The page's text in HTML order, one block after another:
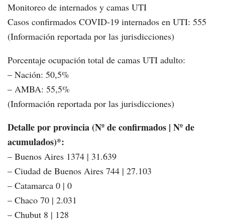
Monitoreo de internados y camas UTI
Casos confirmados COVID-19 internados en UTI: 555
(Información reportada por las jurisdicciones)
Porcentaje ocupación total de camas UTI adulto:
– Nación: 50,5%
– AMBA: 55,5%
(Información reportada por las jurisdicciones)
Detalle por provincia (Nº de confirmados | Nº de
acumulados)*:
– Buenos Aires 1374 | 31.639
– Ciudad de Buenos Aires 744 | 27.103
– Catamarca 0 | 0
– Chaco 70 | 2.031
– Chubut 8 | 128